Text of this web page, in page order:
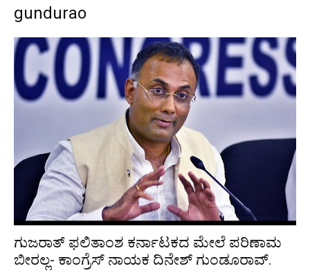
gundurao
ಗುಜರಾತ್ ಫಲಿತಾಂಶ ಕರ್ನಾಟಕದ ಮೇಲೆ ಪರಿಣಾಮ
ಬೀರಲ್ಲ- ಕಾಂಗ್ರೆಸ್ ನಾಯಕ ದಿನೇಶ್ ಗುಂಡೂರಾವ್.